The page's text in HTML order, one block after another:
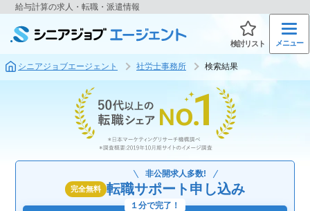
給与計算の求人・転職・派遣情報
検討リスト メニュー
シニアジョブエージェント 社労士事務所 検索結果
完全無料
非公開求人多数!
転職サポート申し込み
１分で完了！